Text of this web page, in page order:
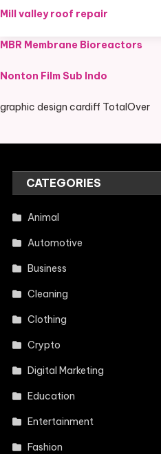
Mill valley roof repair
MBR Membrane Bioreactors
Nonton Film Sub Indo
graphic design cardiff TotalOver
CATEGORIES
Animal
Automotive
Business
Cleaning
Clothing
Crypto
Digital Marketing
Education
Entertainment
Fashion